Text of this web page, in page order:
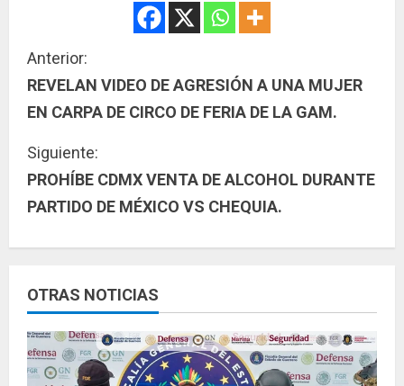
S
i
g
u
e
l
e
y
e
Anterior:
REVELAN VIDEO DE AGRESIÓN A UNA MUJER
EN CARPA DE CIRCO DE FERIA DE LA GAM.
Siguiente:
PROHÍBE CDMX VENTA DE ALCOHOL DURANTE
PARTIDO DE MÉXICO VS CHEQUIA.
OTRAS NOTICIAS